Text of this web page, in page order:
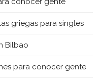
griegas para singles
Bilbao
para conocer gente